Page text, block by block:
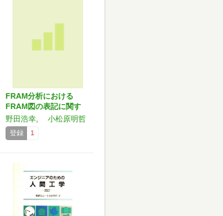
FRAM分析における
FRAM図の表記に関す
る…
野田浩幸, 小松原明哲
登録 1